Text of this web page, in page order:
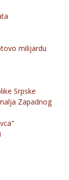
milijardu
Srpske
Zapadnog